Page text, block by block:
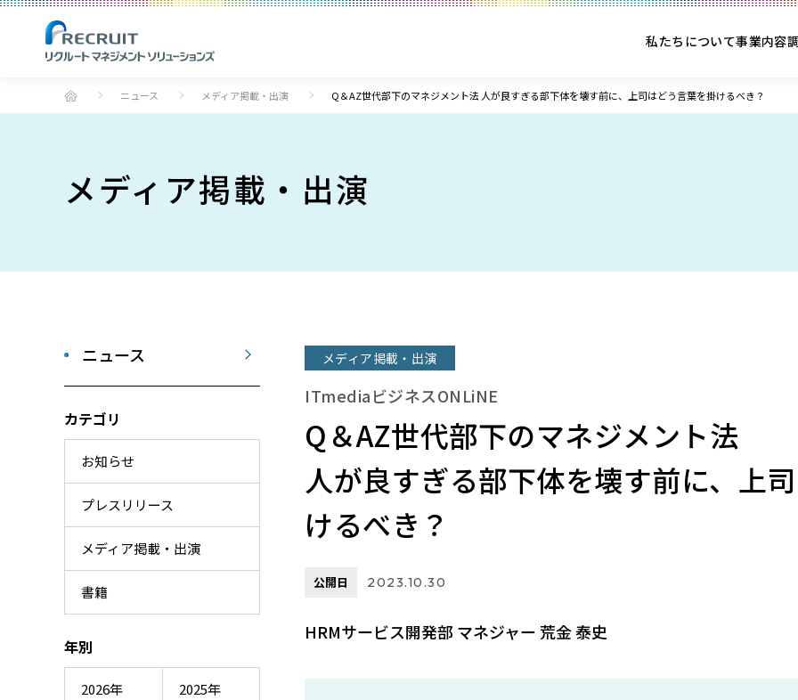
私たちについて事業内容
ニュース メディア掲載・出演 Q＆AZ世代部下のマネジメント法 人が良すぎる部下体を壊す前に、上司はどう言葉を掛けるべき？
メディア掲載・出演
ニュース
カテゴリ
お知らせ
プレスリリース
メディア掲載・出演
書籍
年別
2026年 2025年
メディア掲載・出演
ITmediaビジネスONLiNE
Q＆AZ世代部下のマネジメント法
人が良すぎる部下体を壊す前に、上
けるべき？
公開日 2023.10.30
HRMサービス開発部 マネジャー 荒金 泰史